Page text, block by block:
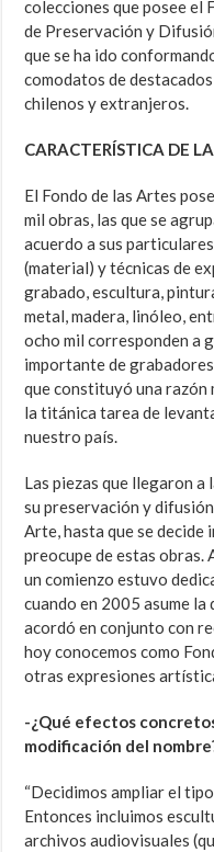
colecciones que posee el
de Preservación y
que se ha ido
comodatos de
chilenos y extranjeros.
CARACTERÍSTICA DE
El Fondo de las Artes
mil obras, las que se
acuerdo a sus
(material) y técnicas de
grabado, escultura,
metal, madera, linóleo,
ocho mil corresponden a
importante de
que constituyó una razón
la titánica tarea de
nuestro país.
Las piezas que llegaron a
su preservación y
Arte, hasta que se
preocupe de estas obras.
un comienzo estuvo
cuando en 2005 asume
acordó en conjunto con
hoy conocemos como
otras expresiones
-¿Qué efectos
modificación del
“Decidimos ampliar el
Entonces incluimos
archivos audiovisuales